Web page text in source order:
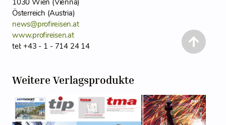
1030 Wien (Vienna)
Österreich (Austria)
news@profireisen.at
www.profireisen.at
tel: +43 - 1 - 714 24 14
Weitere Verlagsprodukte